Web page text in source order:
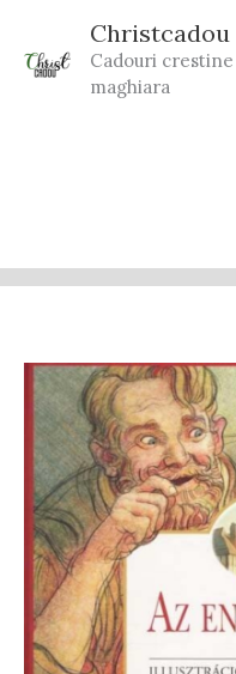
content
Christcadou
Cadouri
maghiara